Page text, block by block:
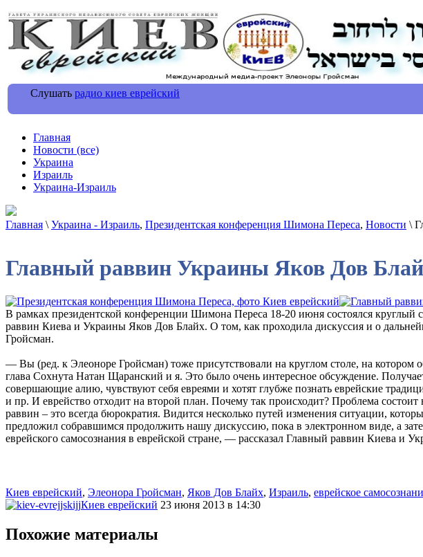
Слушать радио киев еврейский
Главная
Новости (все)
Украина
Израиль
Украина-Израиль
Главная \ Украина - Израиль, Президентская конференция Шимона Переса, Новости \
Главный раввин Украины Яков Дов
В рамках президентской конференции Шимона Переса 18-20 июня состоялся круглый
раввин Киева и Украины Яков Дов Блайх. О том, как проходила дискуссия и о
Гройсман.
— Вы (ред. к Элеоноре Гройсман) тоже присутствовали на круглом столе, на котором
глава Сохнута Натан Щаранский и я. Это было очень интересное обсуждение.
совершающие алию, чувствуют себя евреями и хотят глубже познать еврейские
и пр. И еврейство отходит на второй план. Почему так происходит? Проблема
раввин – это всегда бюрократия. Видится несколько путей изменения ситуации,
предложил собравшимся продолжить нашу дискуссию, пока в электронном виде, а
еврейского самосознания в еврейской стране, — рассказал Главный раввин Киева и
Киев еврейский, Элеонора Гройсман, Яков Дов Блайх, Израиль, еврейское
Киев еврейский 23 июня 2013 в 14:30
Похожие материалы